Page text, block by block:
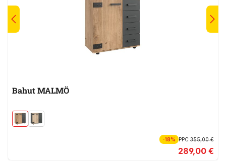
Bahut MALMÖ
-18% PPC355,00 €
289,00 €